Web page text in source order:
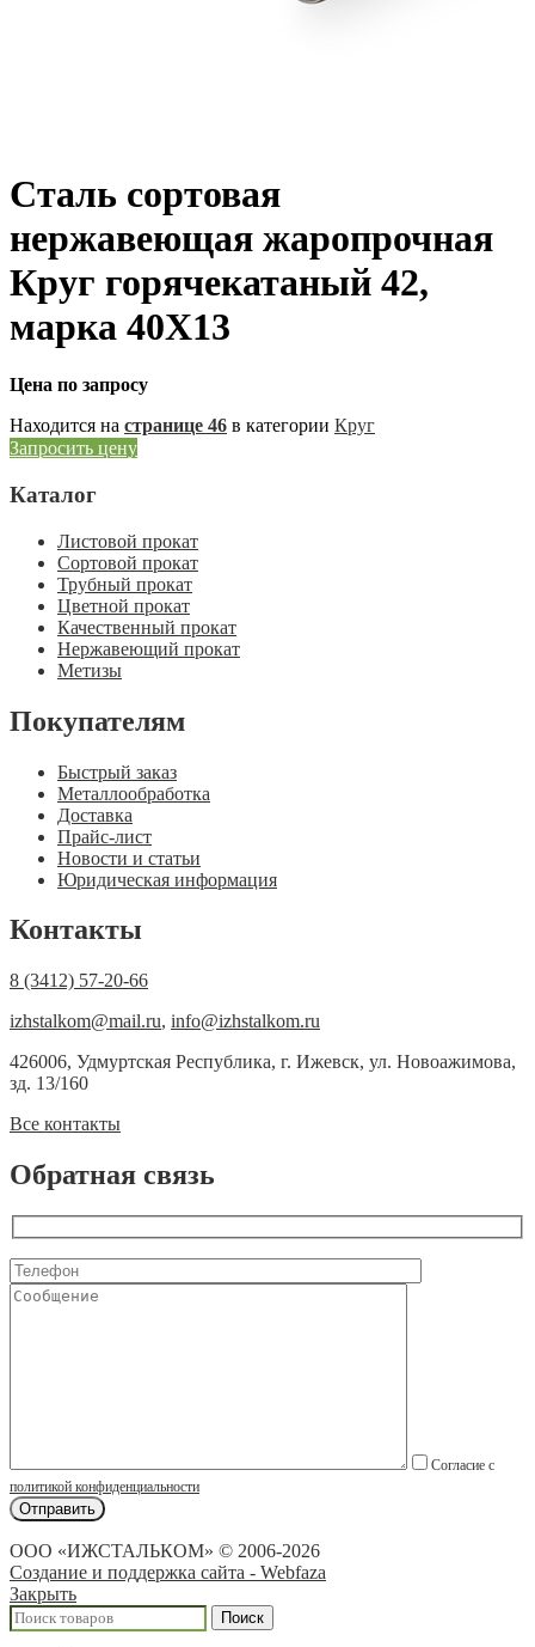
Сталь сортовая
нержавеющая жаропрочная
Круг горячекатаный 42,
марка 40Х13
Цена по запросу
Находится на странице 46 в категории Круг
Запросить цену
Каталог
Листовой прокат
Сортовой прокат
Трубный прокат
Цветной прокат
Качественный прокат
Нержавеющий прокат
Метизы
Покупателям
Быстрый заказ
Металлообработка
Доставка
Прайс-лист
Новости и статьи
Юридическая информация
Контакты
8 (3412) 57-20-66
izhstalkom@mail.ru, info@izhstalkom.ru
426006, Удмуртская Республика, г. Ижевск, ул. Новоажимова,
зд. 13/160
Все контакты
Обратная связь
Согласие с
политикой конфиденциальности
ООО «ИЖСТАЛЬКОМ» © 2006-2026
Создание и поддержка сайта - Webfaza
Закрыть
Поиск